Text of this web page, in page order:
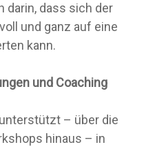
darin, dass sich der
und ganz auf eine
kann.
und Coaching
– über die
hinaus – in